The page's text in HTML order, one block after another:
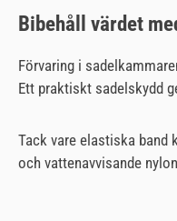
Bibehåll värdet
Förvaring i
Ett praktiskt sadelskydd
Tack vare elastiska band
och vattenavvisande